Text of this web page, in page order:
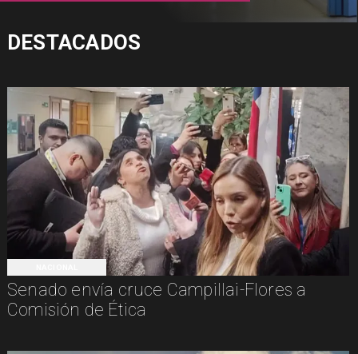
Senado envía cruce Campillai-Flores a
Comisión de Ética
DESTACADOS